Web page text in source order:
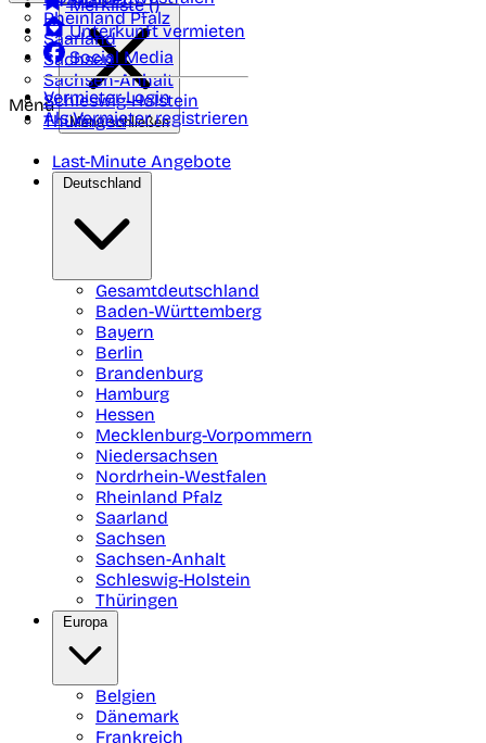
Rheinland Pfalz
Saarland
Sachsen
Sachsen-Anhalt
Schleswig-Holstein
Thüringen
Merkliste ()
Unterkunft vermieten
Social Media
Vermieter-Login
Als Vermieter registrieren
Menü
Menü schließen
Last-Minute Angebote
Deutschland
Gesamtdeutschland
Baden-Württemberg
Bayern
Berlin
Brandenburg
Hamburg
Hessen
Mecklenburg-Vorpommern
Niedersachsen
Nordrhein-Westfalen
Rheinland Pfalz
Saarland
Sachsen
Sachsen-Anhalt
Schleswig-Holstein
Thüringen
Europa
Belgien
Dänemark
Frankreich